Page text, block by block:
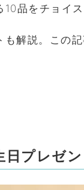
品をチョイス
解説。この
日プレゼ